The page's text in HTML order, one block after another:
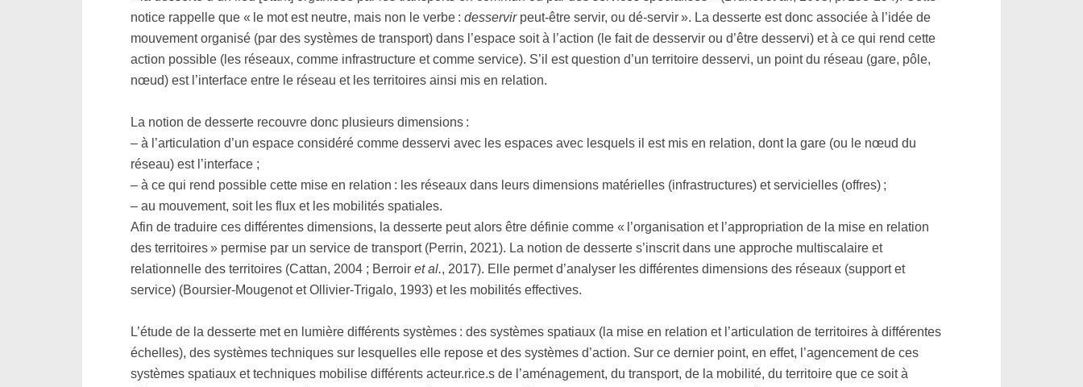
notice rappelle que « le mot est neutre, mais non le verbe : desservirpeut-être servir, ou dé-servir ». La desserte est donc associée à l’idée de
mouvement organisé (par des systèmes de transport) dans l’espace soit à l’action (le fait de desservir ou d’être desservi) et à ce qui rend cette
action possible (les réseaux, comme infrastructure et comme service). S’il est question d’un territoire desservi, un point du réseau (gare, pôle,
nœud) est l’interface entre le réseau et les territoires ainsi mis en relation.
La notion de desserte recouvre donc plusieurs dimensions :
– à l’articulation d’un espace considéré comme desservi avec les espaces avec lesquels il est mis en relation, dont la gare (ou le nœud du
réseau) est l’interface ;
– à ce qui rend possible cette mise en relation : les réseaux dans leurs dimensions matérielles (infrastructures) et servicielles (offres) ;
– au mouvement, soit les flux et les mobilités spatiales.
Afin de traduire ces différentes dimensions, la desserte peut alors être définie comme « l’organisation et l’appropriation de la mise en relation
des territoires » permise par un service de transport (Perrin, 2021). La notion de desserte s’inscrit dans une approche multiscalaire et
relationnelle des territoires (Cattan, 2004 ; Berroir et al., 2017). Elle permet d’analyser les différentes dimensions des réseaux (support et
service) (Boursier-Mougenot et Ollivier-Trigalo, 1993) et les mobilités effectives.
L’étude de la desserte met en lumière différents systèmes : des systèmes spatiaux (la mise en relation et l’articulation de territoires à différentes
échelles), des systèmes techniques sur lesquelles elle repose et des systèmes d’action. Sur ce dernier point, en effet, l’agencement de ces
systèmes spatiaux et techniques mobilise différents acteur.rice.s de l’aménagement, du transport, de la mobilité, du territoire que ce soit à